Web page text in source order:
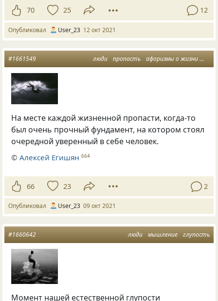
70 25 12
Опубликовал User_23 12 окт 2021
люди пропасть афоризмы о жизни
#1661549
На месте каждой жизненной пропасти, когда-то
был очень прочный фундамент, на котором стоял
очередной уверенный в себе человек.
©Алексей Егишян 664
66 23 2
Опубликовал User_23 09 окт 2021
люди мышление глупость
#1660642
Момент нашей естественной глупости